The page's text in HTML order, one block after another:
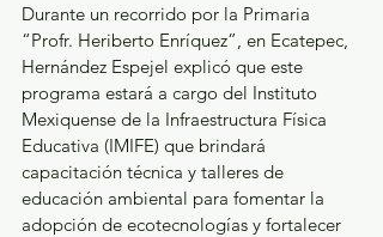
Durante un recorrido por la Primaria
“Profr. Heriberto Enríquez”, en Ecatepec,
Hernández Espejel explicó que este
programa estará a cargo del Instituto
Mexiquense de la Infraestructura Física
Educativa (IMIFE) que brindará
capacitación técnica y talleres de
educación ambiental para fomentar la
adopción de ecotecnologías y fortalecer